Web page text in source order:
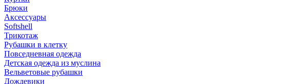
Брюки
Аксессуары
Softshell
Трикотаж
Рубашки в клетку
Повседневная одежда
Детская одежда из муслина
Вельветовые рубашки
Дождевики